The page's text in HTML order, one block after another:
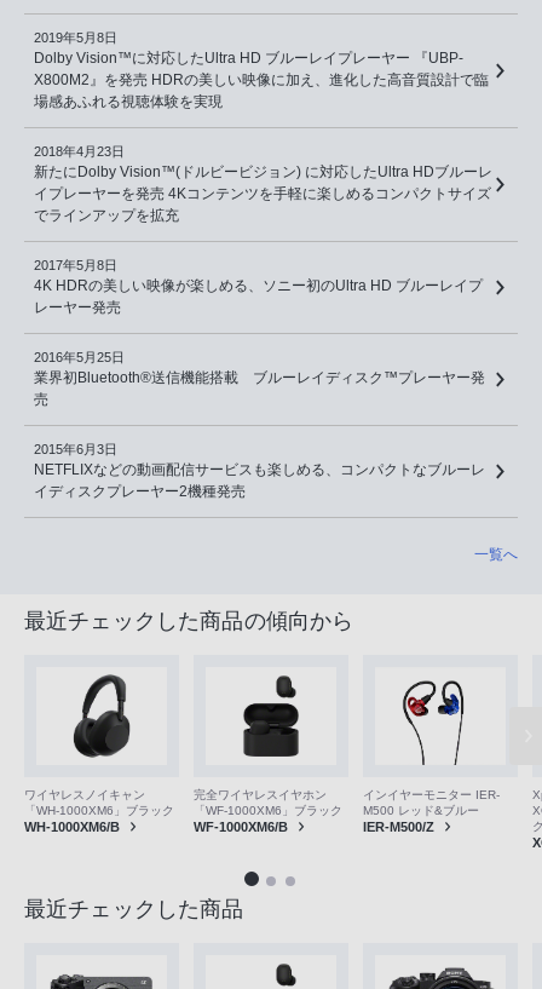
2019年5月8日
Dolby Vision™に対応したUltra HD ブルーレイプレーヤー 『UBP-
X800M2』を発売 HDRの美しい映像に加え、進化した高音質設計で臨
場感あふれる視聴体験を実現
2018年4月23日
新たにDolby Vision™(ドルビービジョン) に対応したUltra HDブルーレ
イプレーヤーを発売 4Kコンテンツを手軽に楽しめるコンパクトサイズ
でラインアップを拡充
2017年5月8日
4K HDRの美しい映像が楽しめる、ソニー初のUltra HD ブルーレイプ
レーヤー発売
2016年5月25日
業界初Bluetooth®送信機能搭載 ブルーレイディスク™プレーヤー発
売
2015年6月3日
NETFLIXなどの動画配信サービスも楽しめる、コンパクトなブルーレ
イディスクプレーヤー2機種発売
一覧へ
最近チェックした商品の傾向から
ワイヤレスノイキャン
「WH-1000XM6」ブラック
WH-1000XM6/B
完全ワイヤレスイヤホン
「WF-1000XM6」ブラック
WF-1000XM6/B
インイヤーモニター IER-
M500 レッド&ブルー
IER-M500/Z
最近チェックした商品